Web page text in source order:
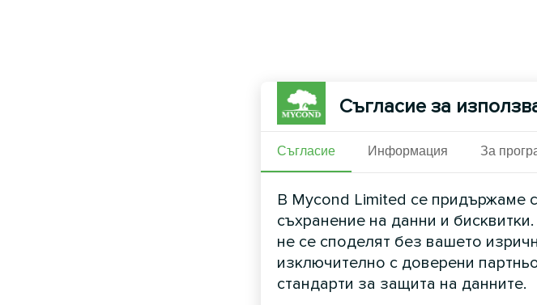
Съгласие за
Съгласие Информация За
В Mycond Limited се придържаме
съхранение на данни и
не се споделят без вашето
изключително с доверени
стандарти за защита на данните.